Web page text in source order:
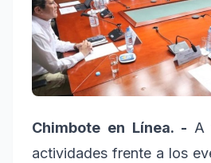
Chimbote en Línea. - A
actividades frente a los